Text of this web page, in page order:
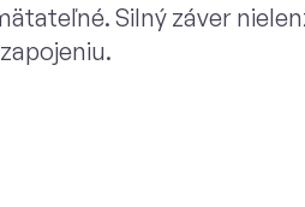
Silný záver